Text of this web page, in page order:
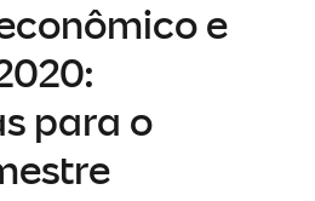
e
para o